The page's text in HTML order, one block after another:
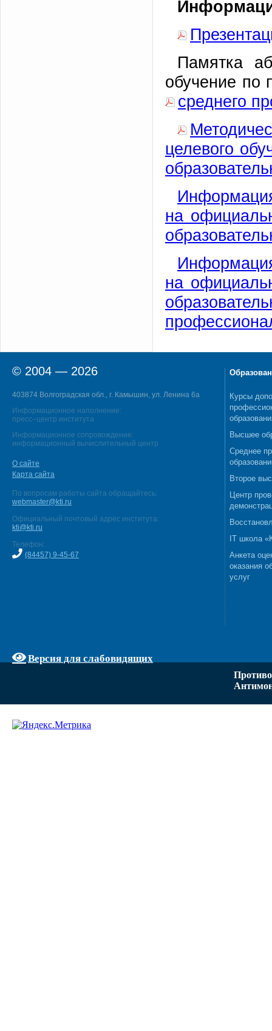
Памятка
обучение
среднего
целевого
на
на
© 2004 — 2026
403874 Волгоградская обл., г. Камышин, ул. Ленина 6а
Информационное наполнение:
пресс–центр института
Информационное сопровождение:
информационный вычислительный центр
О сайте
Карта сайта
По вопросам работы сайта обращайтесь:
webmaster@kti.ru
Официальный почтовый адрес института:
kti@kti.ru
Телефон:
(84457) 9-45-67
Версия для слабовидящих
Курсы
Высшее
Среднее
Второе
Центр
IT школа
Анкета
оказания
услуг